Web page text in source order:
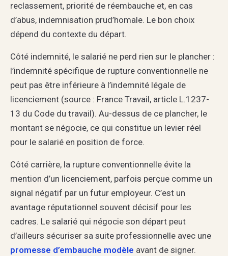
reclassement, priorité de réembauche et, en cas
d’abus, indemnisation prud’homale. Le bon choix
dépend du contexte du départ.
Côté indemnité, le salarié ne perd rien sur le plancher :
l’indemnité spécifique de rupture conventionnelle ne
peut pas être inférieure à l’indemnité légale de
licenciement (source : France Travail, article L.1237-
13 du Code du travail). Au-dessus de ce plancher, le
montant se négocie, ce qui constitue un levier réel
pour le salarié en position de force.
Côté carrière, la rupture conventionnelle évite la
mention d’un licenciement, parfois perçue comme un
signal négatif par un futur employeur. C’est un
avantage réputationnel souvent décisif pour les
cadres. Le salarié qui négocie son départ peut
d’ailleurs sécuriser sa suite professionnelle avec une
promesse d’embauche modèle avant de signer.